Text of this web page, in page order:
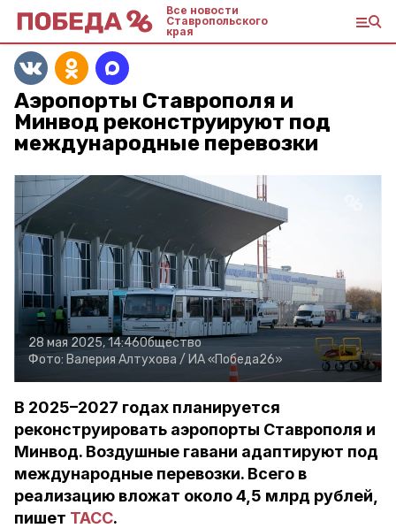
Все новости
Ставропольского
края
Аэропорты Ставрополя и
Минвод реконструируют под
международные перевозки
28 мая 2025, 14:46Общество
Фото: Валерия Алтухова / ИА «Победа26»
В 2025–2027 годах планируется
реконструировать аэропорты Ставрополя и
Минвод. Воздушные гавани адаптируют под
международные перевозки. Всего в
реализацию вложат около 4,5 млрд рублей,
пишет ТАСС.